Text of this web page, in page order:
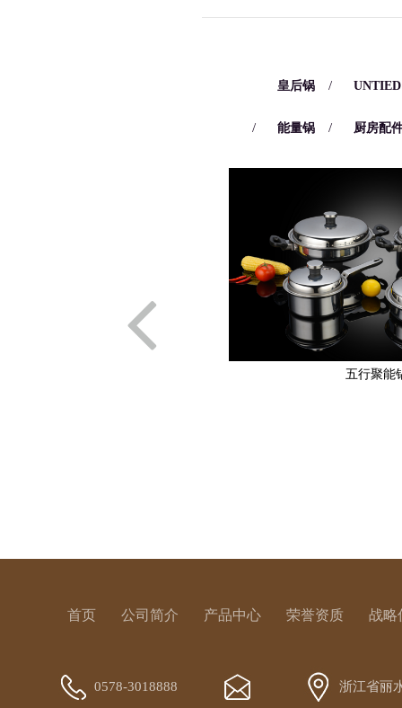
皇后锅 /
/ 能量锅 / 厨房配
五行聚能
首页 公司简介 产品中心 荣誉资质 战略
0578-3018888 浙江省丽